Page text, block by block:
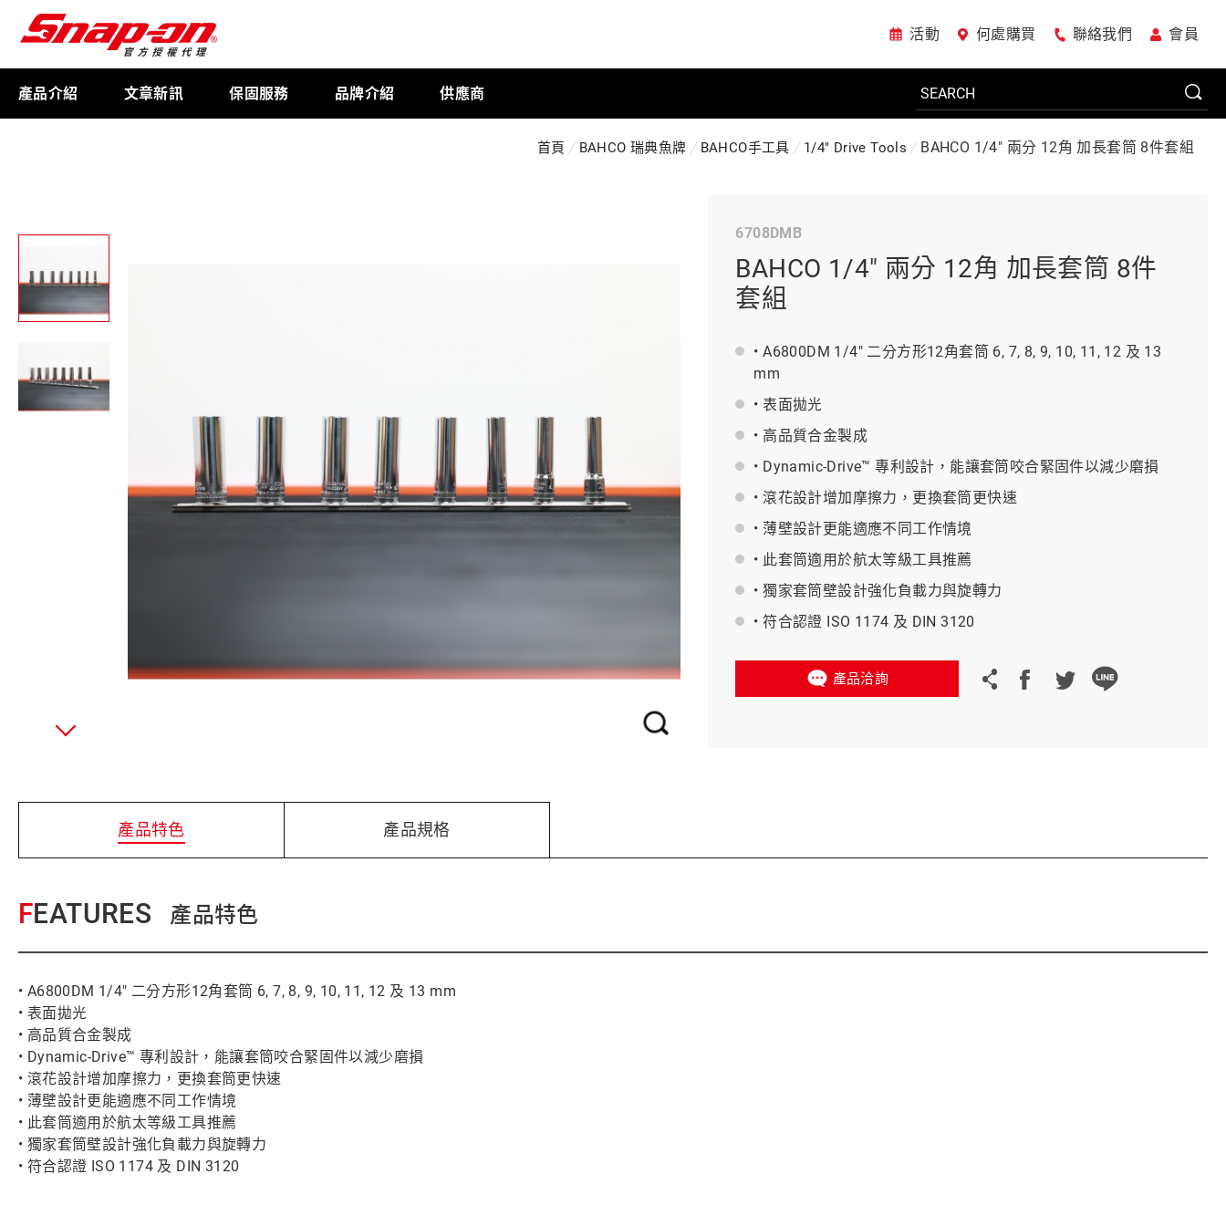
活動 何處購買 聯絡我們 會員
產品介紹
美國藍點 Blue-Point BAHCO 瑞典魚牌 義大利 Bike-Lift
文章新訊 保固服務 品牌介紹 供應商
首頁 BAHCO 瑞典魚牌 BAHCO手工具 1/4" Drive Tools BAHCO 1/4" 兩分 12角 加長套筒 8件套組
6708DMB
BAHCO 1/4" 兩分 12角 加長套筒 8件
套組
• A6800DM 1/4" 二分方形12角套筒 6, 7, 8, 9, 10, 11, 12 及 13
mm
• 表面拋光
• 高品質合金製成
• Dynamic-Drive™ 專利設計，能讓套筒咬合緊固件以減少磨損
• 滾花設計增加摩擦力，更換套筒更快速
• 薄壁設計更能適應不同工作情境
• 此套筒適用於航太等級工具推薦
• 獨家套筒壁設計強化負載力與旋轉力
• 符合認證 ISO 1174 及 DIN 3120
產品洽詢
產品特色 產品規格
FEATURES 產品特色
• A6800DM 1/4" 二分方形12角套筒 6, 7, 8, 9, 10, 11, 12 及 13 mm
• 表面拋光
• 高品質合金製成
• Dynamic-Drive™ 專利設計，能讓套筒咬合緊固件以減少磨損
• 滾花設計增加摩擦力，更換套筒更快速
• 薄壁設計更能適應不同工作情境
• 此套筒適用於航太等級工具推薦
• 獨家套筒壁設計強化負載力與旋轉力
• 符合認證 ISO 1174 及 DIN 3120